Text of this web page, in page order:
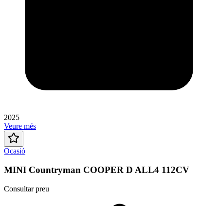
2025
Veure més
Ocasió
MINI Countryman COOPER D ALL4 112CV
Consultar preu